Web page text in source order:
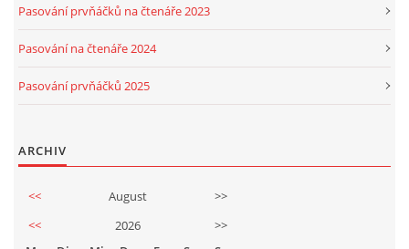
Pasování prvňáčků na čtenáře 2023
Pasování na čtenáře 2024
Pasování prvňáčků 2025
ARCHIV
<< August
>>
<<
2026
>>